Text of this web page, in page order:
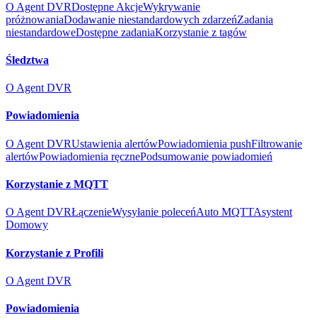
O Agent DVRDostępne AkcjeWykrywanie
próżnowaniaDodawanie niestandardowych zdarzeńZadania
niestandardoweDostępne zadaniaKorzystanie z tagów
Śledztwa
O Agent DVR
Powiadomienia
O Agent DVRUstawienia alertówPowiadomienia pushFiltrowanie
alertówPowiadomienia ręcznePodsumowanie powiadomień
Korzystanie z MQTT
O Agent DVRŁączenieWysyłanie poleceńAuto MQTTAsystent
Domowy
Korzystanie z Profili
O Agent DVR
Powiadomienia